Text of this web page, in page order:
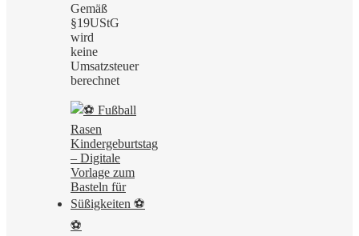
Gemäß
§19UStG
wird
keine
Umsatzsteuer
berechnet
⚽